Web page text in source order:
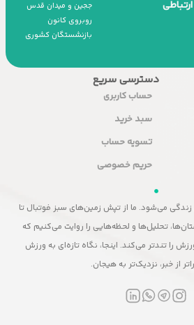
ارتباطی
ججین و میدان قدس
روبروی کانون
بازنشستگان کشوری
دسترسی سریع
حساب کاربری
سبد خرید
تسویه حساب
حریم خصوصی
می‌شود. ما از تپش زمین‌های سبز فوتبال تا
تحلیل‌ها و لحظه‌هایی را روایت می‌کنیم که
را تندتر می‌کند. اینجا، نگاه تازه‌ای به ورزش
از خبر، نزدیک‌تر به هیجان.